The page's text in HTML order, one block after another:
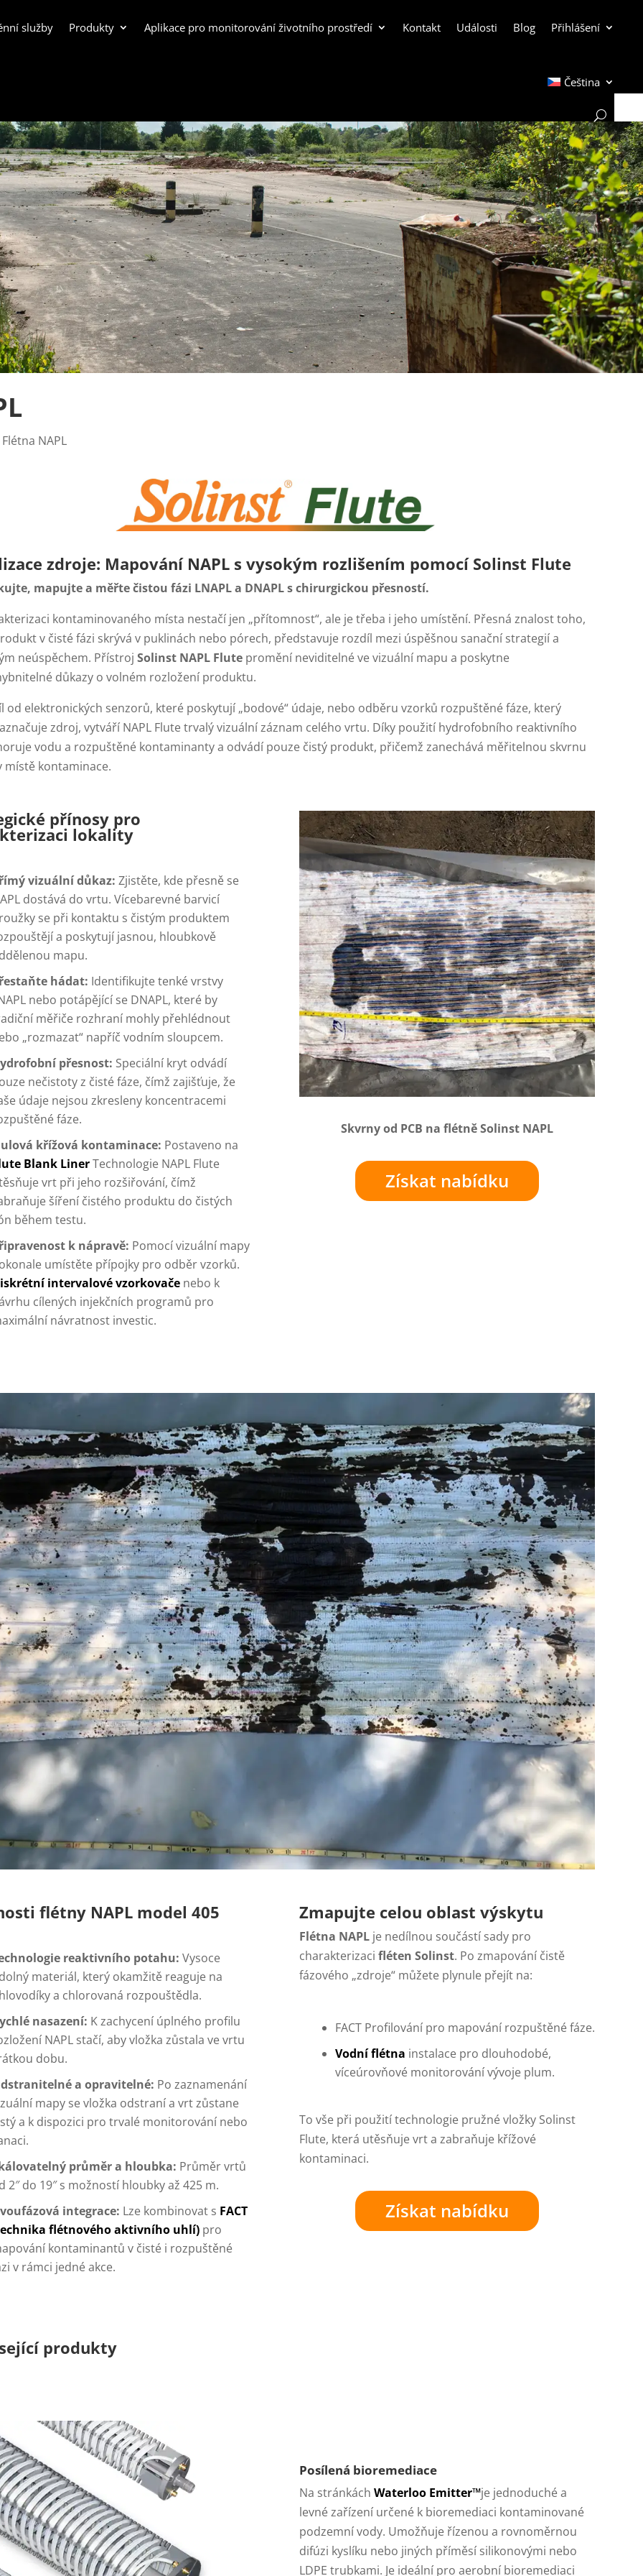
služby Produkty Aplikace pro monitorování životního prostředí Kontakt Události Blog Přihlášení
Čeština
NAPL
zdroje: Mapování NAPL s vysokým rozlišením pomocí Solinst Flute
mapujte a měřte čistou fázi LNAPL a DNAPL s chirurgickou přesností.
kontaminovaného místa nestačí jen „přítomnost“, ale je třeba i jeho umístění. Přesná znalost toho,
v čisté fázi skrývá v puklinách nebo pórech, představuje rozdíl mezi úspěšnou sanační strategií a
neúspěchem. PřístrojSolinst NAPL Flute promění neviditelné ve vizuální mapu a poskytne
důkazy o volném rozložení produktu.
od elektronických senzorů, které poskytují „bodové“ údaje, nebo odběru vzorků rozpuštěné fáze, který
zdroj, vytváří NAPL Flute trvalý vizuální záznam celého vrtu. Díky použití hydrofobního reaktivního
vodu a rozpuštěné kontaminanty a odvádí pouze čistý produkt, přičemž zanechává měřitelnou skvrnu
místě kontaminace.
přínosy pro
lokality
vizuální důkaz: Zjistěte, kde přesně se
dostává do vrtu. Vícebarevné barvicí
se při kontaktu s čistým produktem
a poskytují jasnou, hloubkově
mapu.
hádat: Identifikujte tenké vrstvy
nebo potápějící se DNAPL, které by
měřiče rozhraní mohly přehlédnout
„rozmazat“ napříč vodním sloupcem.
přesnost: Speciální kryt odvádí
nečistoty z čisté fáze, čímž zajišťuje, že
údaje nejsou zkresleny koncentracemi
fáze.
křížová kontaminace: Postaveno na
Blank LinerTechnologie NAPL Flute
vrt při jeho rozšiřování, čímž
šíření čistého produktu do čistých
během testu.
k nápravě: Pomocí vizuální mapy
umístěte přípojky pro odběr vzorků.
intervalové vzorkovače nebo k
cílených injekčních programů pro
návratnost investic.
Skvrny od PCB na flétně Solinst NAPL
Získat nabídku
flétny NAPL model 405
reaktivního potahu: Vysoce
materiál, který okamžitě reaguje na
a chlorovaná rozpouštědla.
nasazení: K zachycení úplného profilu
NAPL stačí, aby vložka zůstala ve vrtu
dobu.
a opravitelné: Po zaznamenání
mapy se vložka odstraní a vrt zůstane
a k dispozici pro trvalé monitorování nebo
průměr a hloubka: Průměr vrtů
2″ do 19″ s možností hloubky až 425 m.
integrace: Lze kombinovat s FACT
flétnového aktivního uhlí) pro
kontaminantů v čisté i rozpuštěné
v rámci jedné akce.
Zmapujte celou oblast výskytu
Flétna NAPLje nedílnou součástí sady pro
charakterizaci fléten Solinst. Po zmapování čistě
fázového „zdroje“ můžete plynule přejít na:
FACT Profilování pro mapování rozpuštěné fáze.
Vodní flétna instalace pro dlouhodobé,
víceúrovňové monitorování vývoje plum.
To vše při použití technologie pružné vložky Solinst
Flute, která utěsňuje vrt a zabraňuje křížové
kontaminaci.
Získat nabídku
produkty
Posílená bioremediace
Na stránkách Waterloo Emitter™je jednoduché a
levné zařízení určené k bioremediaci kontaminované
podzemní vody. Umožňuje řízenou a rovnoměrnou
difúzi kyslíku nebo jiných příměsí silikonovými nebo
LDPE trubkami. Je ideální pro aerobní bioremediaci